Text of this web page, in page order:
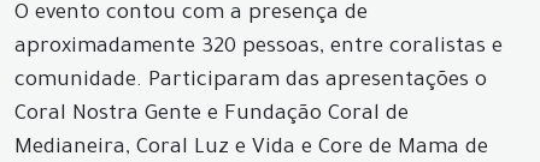
O evento contou com a presença de
aproximadamente 320 pessoas, entre coralistas e
comunidade. Participaram das apresentações o
Coral Nostra Gente e Fundação Coral de
Medianeira, Coral Luz e Vida e Core de Mama de